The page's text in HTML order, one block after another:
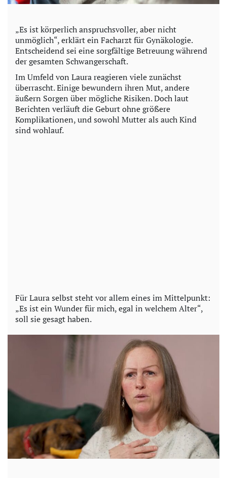
„Es ist körperlich anspruchsvoller, aber nicht
unmöglich“, erklärt ein Facharzt für Gynäkologie.
Entscheidend sei eine sorgfältige Betreuung während
der gesamten Schwangerschaft.
Im Umfeld von Laura reagieren viele zunächst
überrascht. Einige bewundern ihren Mut, andere
äußern Sorgen über mögliche Risiken. Doch laut
Berichten verläuft die Geburt ohne größere
Komplikationen, und sowohl Mutter als auch Kind
sind wohlauf.
Für Laura selbst steht vor allem eines im Mittelpunkt:
„Es ist ein Wunder für mich, egal in welchem Alter“,
soll sie gesagt haben.